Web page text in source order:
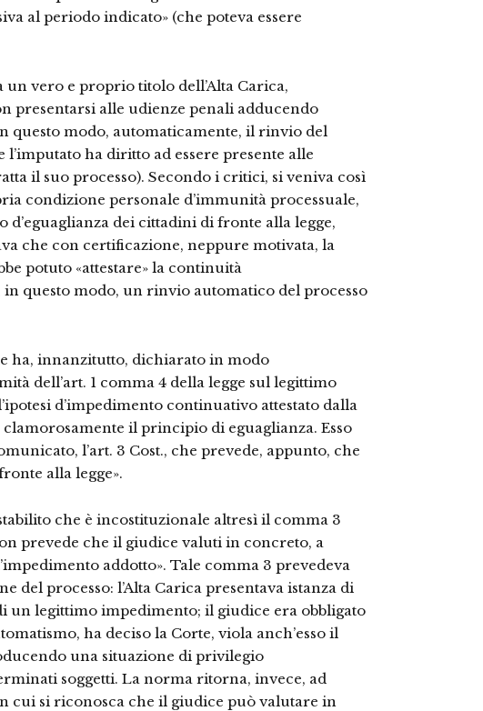
al periodo indicato» (che poteva essere
vero e proprio titolo dell’Alta Carica,
presentarsi alle udienze penali adducendo
questo modo, automaticamente, il rinvio del
ha diritto ad essere presente alle
il suo processo). Secondo i critici, si veniva così
condizione personale d’immunità processuale,
dei cittadini di fronte alla legge,
che con certificazione, neppure motivata, la
potuto «attestare» la continuità
in questo modo, un rinvio automatico del processo
ha, innanzitutto, dichiarato in modo
dell’art. 1 comma 4 della legge sul legittimo
d’impedimento continuativo attestato dalla
il principio di eguaglianza. Esso
l’art. 3 Cost., che prevede, appunto, che
alla legge».
che è incostituzionale altresì il comma 3
prevede che il giudice valuti in concreto, a
addotto». Tale comma 3 prevedeva
del processo: l’Alta Carica presentava istanza di
un legittimo impedimento; il giudice era obbligato
ha deciso la Corte, viola anch’esso il
una situazione di privilegio
soggetti. La norma ritorna, invece, ad
cui si riconosca che il giudice può valutare in